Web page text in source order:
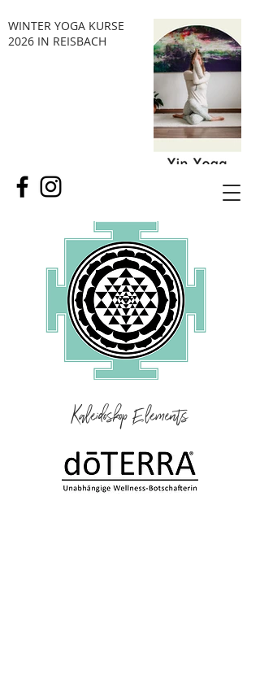
WINTER YOGA KURSE
2026 IN REISBACH
Kaleidoskop Elements